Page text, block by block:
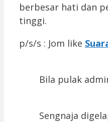
berbesar hati dan
tinggi.
p/s/s : Jom like
Bila pulak
Sengnaja